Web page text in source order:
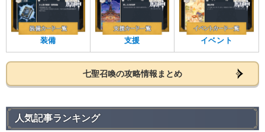
装備 支援 イベント
七聖召喚の攻略情報まとめ
人気記事ランキング